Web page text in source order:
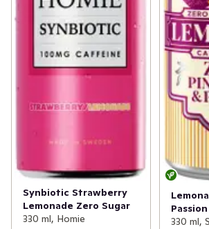
Synbiotic Strawberry
Lemonade Zero Sugar
330 ml, Homie
Passion
330 ml,